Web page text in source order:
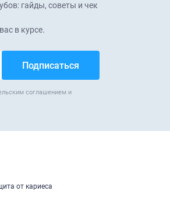
гайды, советы и чек
в курсе.
соглашением и
от кариеса